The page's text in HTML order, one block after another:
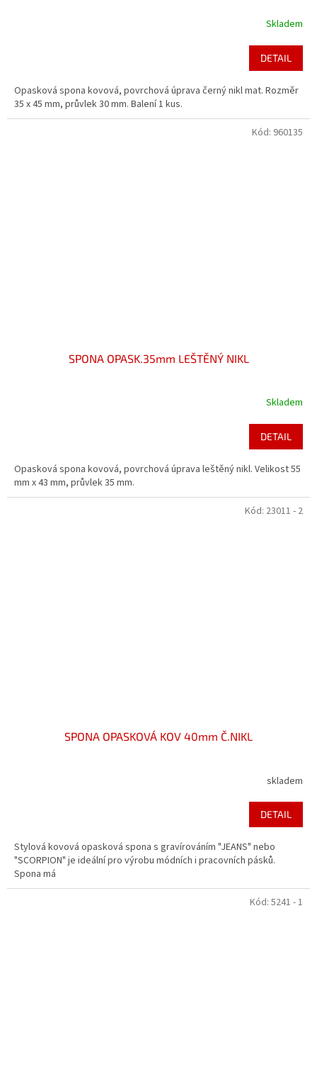
Skladem
DETAIL
Opasková spona kovová, povrchová úprava černý nikl mat. Rozměr
35 x 45 mm, průvlek 30 mm. Balení 1 kus.
SPONA OPASK.35mm LEŠTĚNÝ NIKL
Skladem
DETAIL
Opasková spona kovová, povrchová úprava leštěný nikl. Velikost 55
mm x 43 mm, průvlek 35 mm.
Kód: 960135
SPONA OPASKOVÁ KOV 40mm Č.NIKL
skladem
DETAIL
Stylová kovová opasková spona s gravírováním "JEANS" nebo
"SCORPION" je ideální pro výrobu módních i pracovních pásků.
Spona má
Kód: 23011 - 2
Kód: 5241 - 1